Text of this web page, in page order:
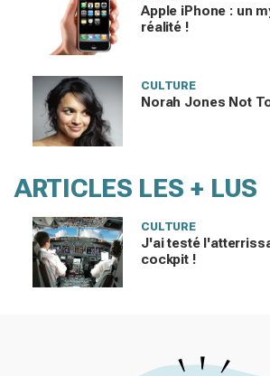
Apple iPhone : un
réalité !
CULTURE
Norah Jones Not
ARTICLES LES + LUS
CULTURE
J'ai testé
cockpit !